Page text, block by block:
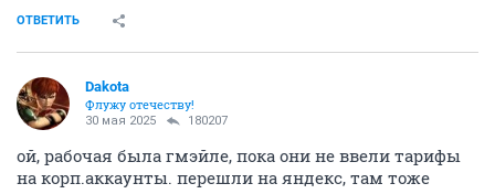
ОТВЕТИТЬ
Dаkota
Флужу отечеству!
30 мая 2025 180207
ой, рабочая была гмэйле, пока они не ввели тарифы
на корп.аккаунты. перешли на яндекс, там тоже